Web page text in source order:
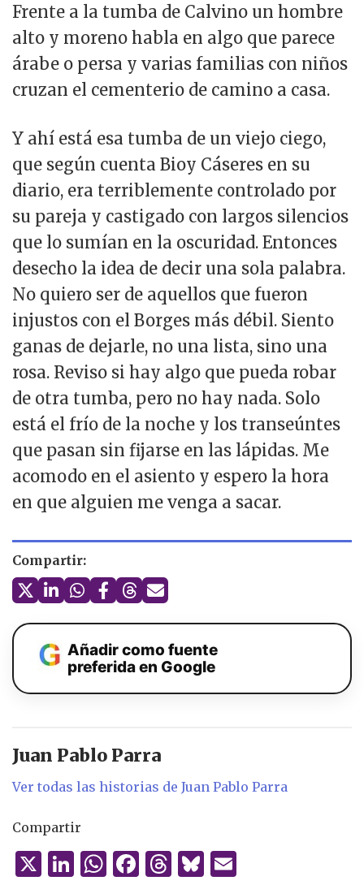
Frente a la tumba de Calvino un hombre
alto y moreno habla en algo que parece
árabe o persa y varias familias con niños
cruzan el cementerio de camino a casa.
Y ahí está esa tumba de un viejo ciego,
que según cuenta Bioy Cáseres en su
diario, era terriblemente controlado por
su pareja y castigado con largos silencios
que lo sumían en la oscuridad. Entonces
desecho la idea de decir una sola palabra.
No quiero ser de aquellos que fueron
injustos con el Borges más débil. Siento
ganas de dejarle, no una lista, sino una
rosa. Reviso si hay algo que pueda robar
de otra tumba, pero no hay nada. Solo
está el frío de la noche y los transeúntes
que pasan sin fijarse en las lápidas. Me
acomodo en el asiento y espero la hora
en que alguien me venga a sacar.
Compartir:
Añadir como fuente
preferida en Google
Juan Pablo Parra
Ver todas las historias de Juan Pablo Parra
Compartir
X Li W F
T
B